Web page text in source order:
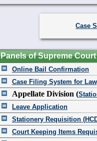
Case
Panels of Supreme Court
Online Bail Confirmation
Case Filing System for
Appellate Division (
Leave Application
Stationery Requisition
Court Keeping Items